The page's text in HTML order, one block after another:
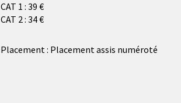
CAT 1 : 39 €
CAT 2 : 34 €
Placement : Placement assis numéroté